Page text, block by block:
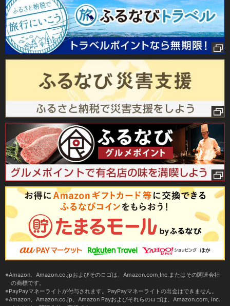
Amazon、Amazon.co.jpおよびそのロゴは、Amazon.com,Inc.またはその関連会社
の商標です。
PayPayマネーライトが付与されます。PayPayマネーライトの出金はできません。
Amazon、Amazon.co.jp、Amazon Payおよびそれらのロゴは、Amazon.com, Inc.